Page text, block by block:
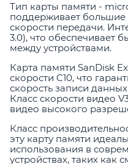
Тип карты памяти -
поддерживает
скорости передачи.
3.0), что обеспечивает
между устройствами.
Карта памяти SanDisk
скорости C10, что
скорость записи
Класс скорости видео
видео высокого
Класс
эту карту памяти
использования в
устройствах, таких